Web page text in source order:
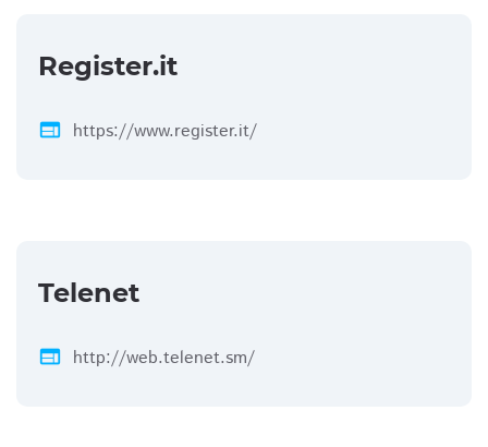
Register.it
web https://www.register.it/
Telenet
web http://web.telenet.sm/